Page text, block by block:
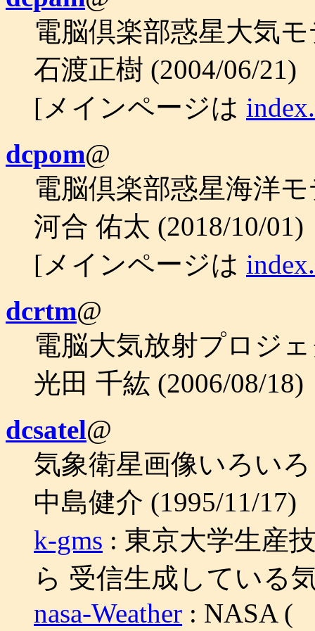
電脳倶楽部惑星大気モ
石渡正樹 (2004/06/21)
[メインページは
dcpom@
電脳倶楽部惑星海洋モ
河合 佑太 (2018/10/01)
[メインページは
dcrtm@
電脳大気放射プロジ
光田 千紘 (2006/08/18)
dcsatel@
気象衛星画像いろいろ
中島健介 (1995/11/17)
k-gms : 東京大学生産
ら 受信生成している
nasa-Weather : NASA (